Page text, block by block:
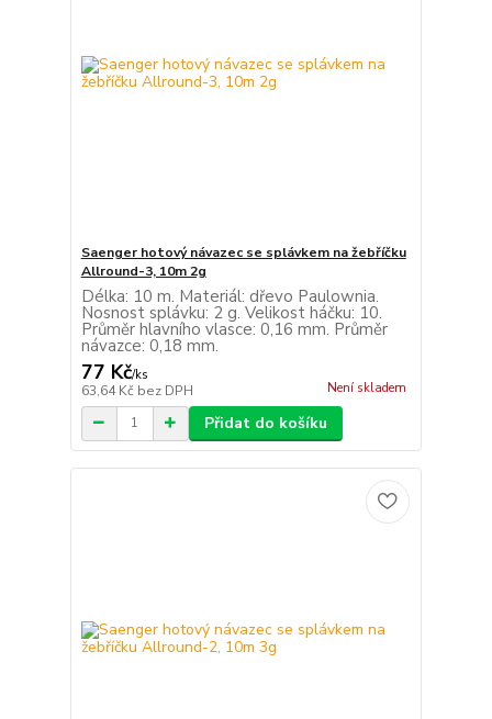
Saenger hotový návazec se splávkem na žebříčku
Allround-3, 10m 2g
Délka: 10 m. Materiál: dřevo Paulownia.
Nosnost splávku: 2 g. Velikost háčku: 10.
Průměr hlavního vlasce: 0,16 mm. Průměr
návazce: 0,18 mm.
77 Kč/ks
63,64 Kč bez DPH Není skladem
Přidat do košíku